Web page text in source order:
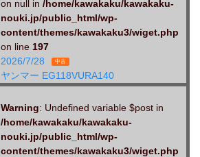
on null in /home/kawakaku/kawakaku-
nouki.jp/public_html/wp-
content/themes/kawakaku3/wiget.php
on line 197
2026/7/28
中古
ヤンマー EG118VURA140
Warning: Undefined variable $post in
/home/kawakaku/kawakaku-
nouki.jp/public_html/wp-
content/themes/kawakaku3/wiget.php